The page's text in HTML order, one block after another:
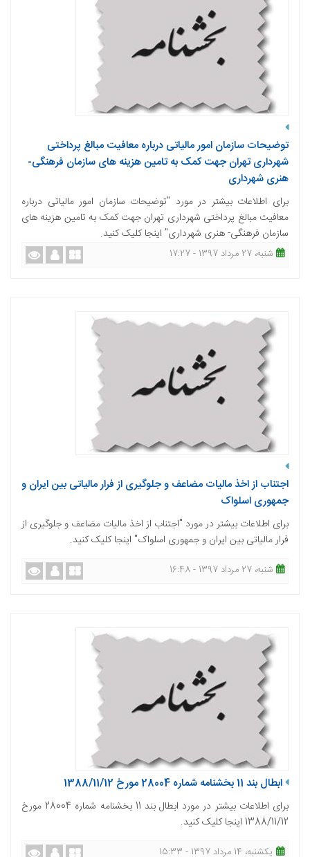
توضیحات سازمان امور مالیاتی درباره معافیت مبالغ پرداختی
شهرداری تهران جهت کمک به تامین هزینه های سازمان فرهنگی-
هنری شهرداری
برای اطلاعات بیشتر در مورد "توضیحات سازمان امور مالیاتی درباره
معافیت مبالغ پرداختی شهرداری تهران جهت کمک به تامین هزینه های
سازمان فرهنگی- هنری شهرداری" اینجا کلیک کنید.
شنبه، 27 مرداد 1397 - 17:27
اجتناب از اخذ مالیات مضاعف و جلوگیری از فرار مالیاتی بین ایران و
جمهوری اسلواک
برای اطلاعات بیشتر در مورد "اجتناب از اخذ مالیات مضاعف و جلوگیری از
فرار مالیاتی بین ایران و جمهوری اسلواک" اینجا کلیک کنید.
شنبه، 27 مرداد 1397 - 16:48
ابطال بند 11 بخشنامه شماره 28004 مورخ 1388/11/12
برای اطلاعات بیشتر در مورد ابطال بند 11 بخشنامه شماره 28004 مورخ
1388/11/12 اینجا کلیک کنید.
یکشنبه، 14 مرداد 1397 - 15:33